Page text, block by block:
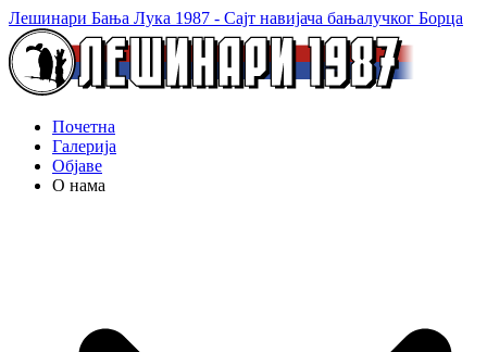
Лешинари Бања Лука 1987 - Сајт навијача бањалучког Борца
Почетна
Галерија
Објаве
О нама